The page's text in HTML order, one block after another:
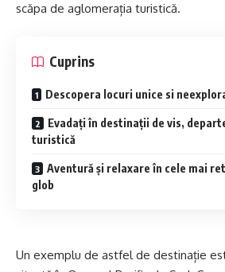
scăpa de aglomerația turistică.
Cuprins
Descopera locuri unice si
Evadați în destinații de vis,
turistică
Aventură și relaxare în cele mai
glob
Un exemplu de astfel de destinație